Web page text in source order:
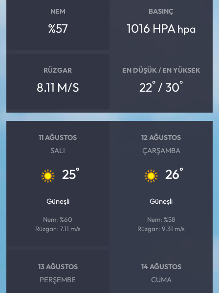
NEM
%57
BASINÇ
1016 HPA hpa
RÜZGAR
8.11 M/S
EN DÜŞÜK / EN YÜKSEK
22° / 30°
11 AĞUSTOS
SALI
25°
Güneşli
Nem: %60
Rüzgar: 7.11 m/s
12 AĞUSTOS
ÇARŞAMBA
26°
Güneşli
Nem: %58
Rüzgar: 9.31 m/s
13 AĞUSTOS
PERŞEMBE
14 AĞUSTOS
CUMA